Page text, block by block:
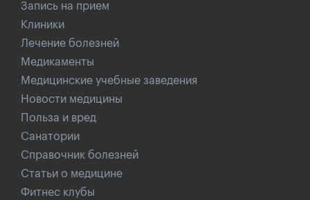
Запись на прием
Клиники
Лечение болезней
Медикаменты
Медицинские учебные заведения
Новости медицины
Польза и вред
Санатории
Справочник болезней
Статьи о медицине
Фитнес клубы